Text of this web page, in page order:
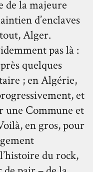
de la majeure
d’enclaves
Alger.
pas là :
quelques
; en Algérie,
et
une Commune et
en gros, pour
du rock,